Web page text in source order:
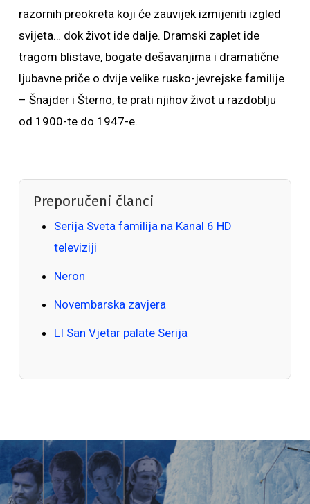
razornih preokreta koji će zauvijek izmijeniti izgled
svijeta… dok život ide dalje. Dramski zaplet ide
tragom blistave, bogate dešavanjima i dramatične
ljubavne priče o dvije velike rusko-jevrejske familije
– Šnajder i Šterno, te prati njihov život u razdoblju
od 1900-te do 1947-e.
Preporučeni članci
Serija Sveta familija na Kanal 6 HD
televiziji
Neron
Novembarska zavjera
LI San Vjetar palate Serija